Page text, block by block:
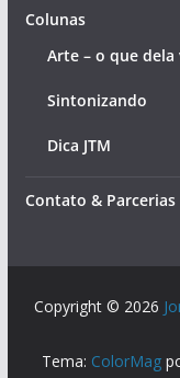
Colunas
Arte – o que
Sintonizando
Dica JTM
Contato & Parcerias
Copyright © 2026
Tema: ColorMag